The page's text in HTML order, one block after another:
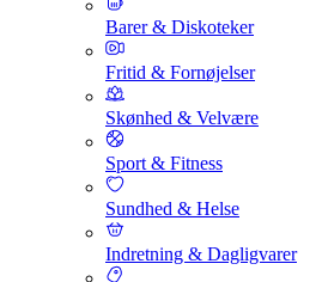
Barer & Diskoteker
Fritid & Fornøjelser
Skønhed & Velvære
Sport & Fitness
Sundhed & Helse
Indretning & Dagligvarer